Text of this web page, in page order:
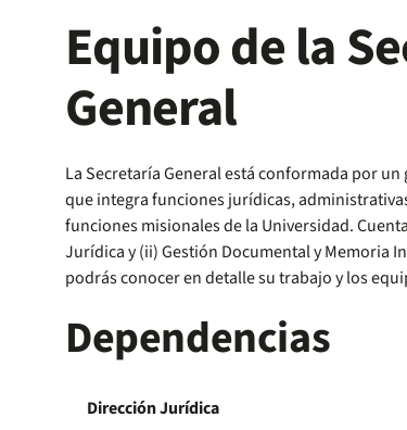
Equipo de la
General
La Secretaría General está conformada por
que integra funciones jurídicas,
funciones misionales de la Universidad.
Jurídica y (ii) Gestión Documental y Memoria
podrás conocer en detalle su trabajo y los
Dependencias
Dirección Jurídica